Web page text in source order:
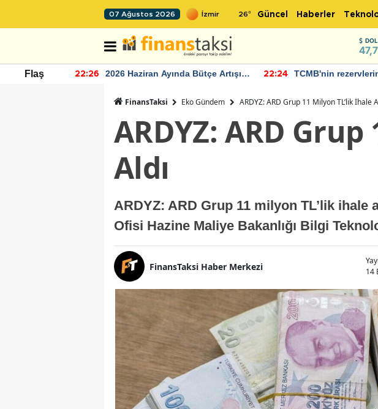
07 Ağustos 2026 26° Güncel Haberler
Flaş 22:26
2026 Haziran Ayında Bütçe Artışı
22:24
TCMB'nin
FinansTaksi Eko Gündem ARDYZ: ARD Grup 11 Milyon TL’lik İhale
ARDYZ: ARD
Aldı
ARDYZ: ARD Grup 11 milyon TL’lik
Ofisi Hazine Maliye Bakanlığı Bilgi
FinansTaksi Haber Merkezi
14